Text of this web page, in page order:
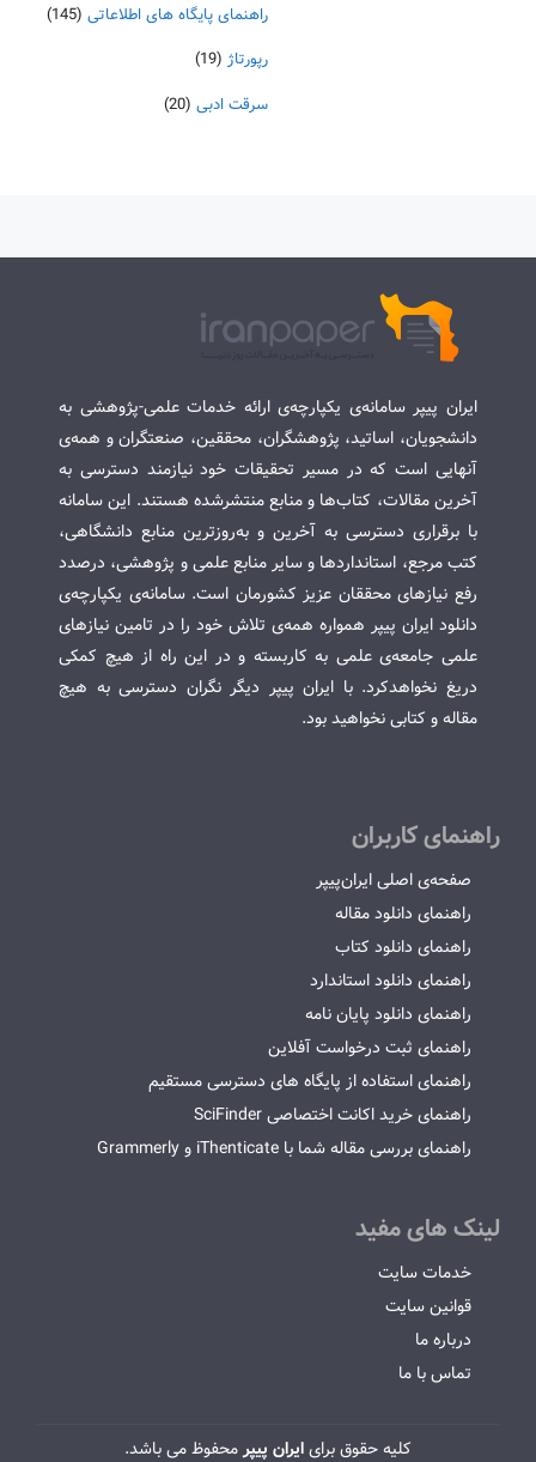
راهنمای پایگاه های اطلاعاتی (145)
رپورتاژ (19)
سرقت ادبی (20)
ایران پیپر سامانه‌ی یکپارچه‌ی ارائه خدمات علمی-پژوهشی به
دانشجویان، اساتید، پژوهشگران، محققین، صنعتگران و همه‌ی
آنهایی است که در مسیر تحقیقات خود نیازمند دسترسی به
آخرین مقالات، کتاب‌ها و منابع منتشرشده هستند. این سامانه
با برقراری دسترسی به آخرین و به‌روزترین منابع دانشگاهی،
کتب مرجع، استانداردها و سایر منابع علمی و پژوهشی، درصدد
رفع نیازهای محققان عزیز کشورمان است. سامانه‌ی یکپارچه‌ی
دانلود ایران پیپر همواره همه‌ی تلاش خود را در تامین نیازهای
علمی جامعه‌ی علمی به کاربسته و در این راه از هیچ کمکی
دریغ نخواهدکرد. با ایران پیپر دیگر نگران دسترسی به هیچ
مقاله و کتابی نخواهید بود.
راهنمای کاربران
صفحه‌ی اصلی ایران‌پیپر
راهنمای دانلود مقاله
راهنمای دانلود کتاب
راهنمای دانلود استاندارد
راهنمای دانلود پایان نامه
راهنمای ثبت درخواست آفلاین
راهنمای استفاده از پایگاه های دسترسی مستقیم
راهنمای خرید اکانت اختصاصی SciFinder
راهنمای بررسی مقاله شما با iThenticate و Grammerly
لینک های مفید
خدمات سایت
قوانین سایت
درباره ما
تماس با ما
کلیه حقوق برایایران پیپرمحفوظ می باشد.